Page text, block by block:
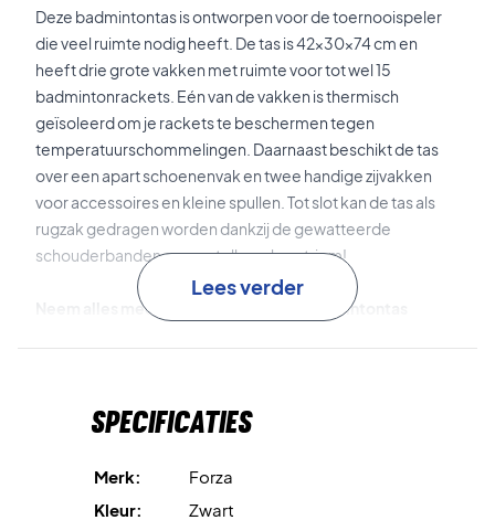
Deze badmintontas is ontworpen voor de toernooispeler
die veel ruimte nodig heeft. De tas is 42x30x74 cm en
heeft drie grote vakken met ruimte voor tot wel 15
badmintonrackets. Eén van de vakken is thermisch
geïsoleerd om je rackets te beschermen tegen
temperatuurschommelingen. Daarnaast beschikt de tas
over een apart schoenenvak en twee handige zijvakken
voor accessoires en kleine spullen. Tot slot kan de tas als
rugzak gedragen worden dankzij de gewatteerde
schouderbanden en verstelbare borstriem!
Neem alles mee – bestel deze Forza badmintontas
Zwart en goud.
Lees verder
Specificaties
Merk:
Forza
Kleur:
Zwart